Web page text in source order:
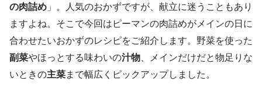
の肉詰め 」。人気のおかずですが、献立に迷うこともあり
ますよね。そこで今回はピーマンの肉詰めがメインの日に
合わせたいおかずのレシピをご紹介します。野菜を使った
副菜やほっとする味わいの汁物、メインだけだと物足りな
いときの主菜まで幅広くピックアップしました。